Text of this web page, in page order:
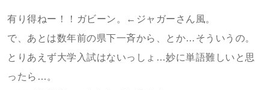
有り得ねー！！ガビーン。←ジャガーさん風。
で、あとは数年前の県下一斉から、とか…そういうの。
とりあえず大学入試はないっしょ…妙に単語難しいと思
ったら…。